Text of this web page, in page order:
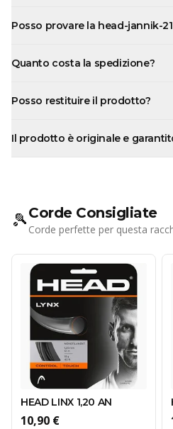
Posso provare la head-jannik-
Quanto costa la spedizione?
Posso restituire il prodotto?
Il prodotto è originale e
🎾Corde Consigliate
Corde perfette per questa
HEAD LINX 1,20 AN
10,90 €